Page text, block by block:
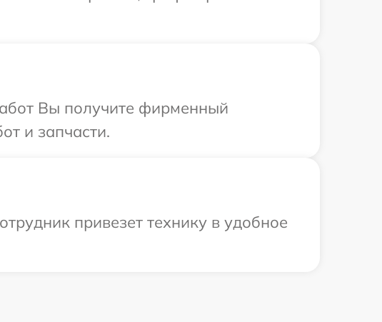
Вы получите фирменный
и запчасти.
привезет технику в удобное